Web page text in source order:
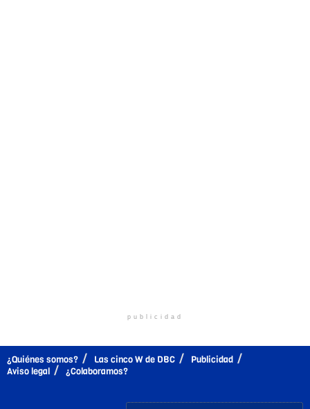
publicidad
¿Quiénes somos? Las cinco W de DBC
Publicidad
Aviso legal
¿Colaboramos?